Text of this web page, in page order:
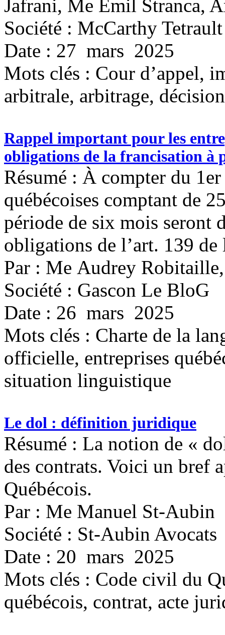
Jafrani, Me Emil Stranca,
Société : McCarthy Tetrault
Date : 27 mars 2025
Mots clés : Cour d’appel,
arbitrale, arbitrage,
Rappel important pour les
obligations de la francisation à
Résumé : À compter du
québécoises comptant de
période de six mois seront
obligations de l’art. 139
Par : Me Audrey
Société : Gascon Le BloG
Date : 26 mars 2025
Mots clés : Charte de la
officielle, entreprises
situation linguistique
Le dol : définition juridique
Résumé : La notion de «
des contrats. Voici un bref
Québécois.
Par : Me Manuel St-Aubin
Société : St-Aubin Avocats
Date : 20 mars 2025
Mots clés : Code civil du
québécois, contrat, acte